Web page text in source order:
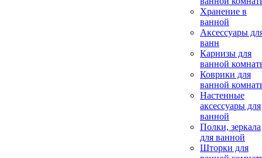
Хранение в
ванной
Аксессуары
ванн
Карнизы для
ванной
Коврики для
ванной
Настенные
аксессуары для
ванной
Полки, зеркала
для ванной
Шторки для